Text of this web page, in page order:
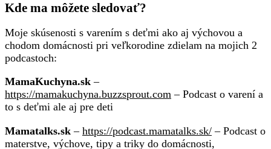
Kde ma môžete sledovať?
Moje skúsenosti s varením s deťmi ako aj výchovou a
chodom domácnosti pri veľkorodine zdielam na mojich 2
podcastoch:
MamaKuchyna.sk –
https://mamakuchyna.buzzsprout.com – Podcast o varení a
to s deťmi ale aj pre deti
Mamatalks.sk – https://podcast.mamatalks.sk/ – Podcast o
materstve, výchove, tipy a triky do domácnosti,